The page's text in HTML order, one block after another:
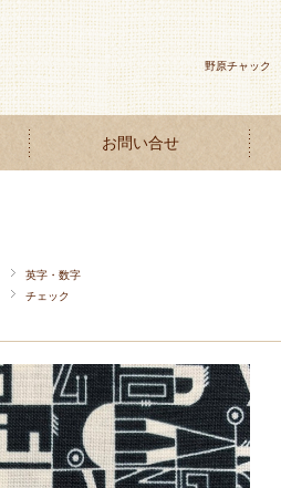
野原チャック
お問い合せ
英字・数字
チェック